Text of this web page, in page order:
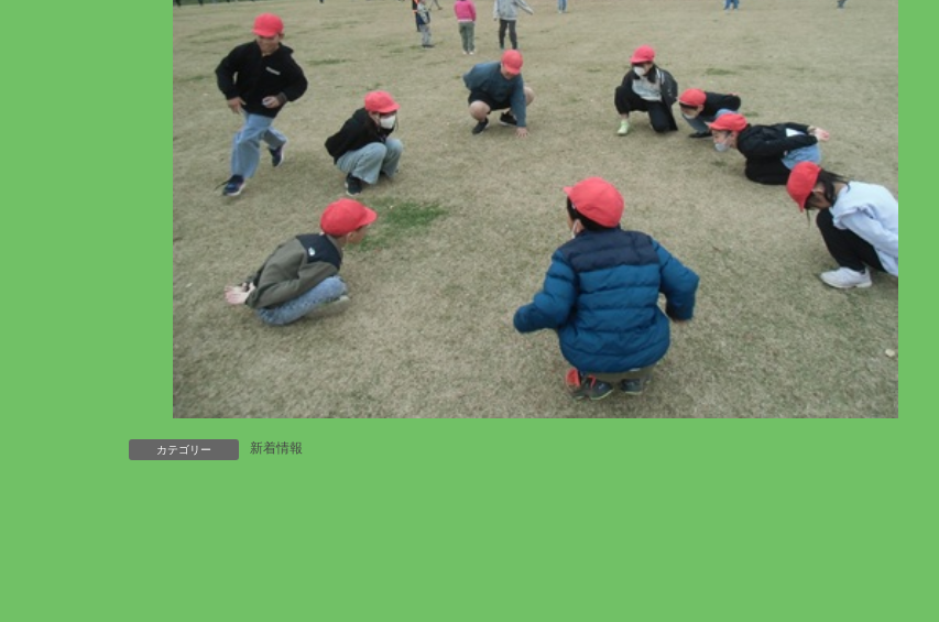
カテゴリー 新着情報